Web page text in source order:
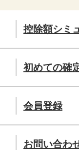
控除額シミ
初めての確
会員登録
お問い合わ